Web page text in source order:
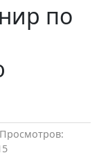
по
Просмотров: